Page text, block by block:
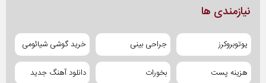
نیازمندی ها
یوتوبروکرز جراحی بینی خرید گوشی شیائومی
هزینه پست بخورات دانلود آهنگ جدید